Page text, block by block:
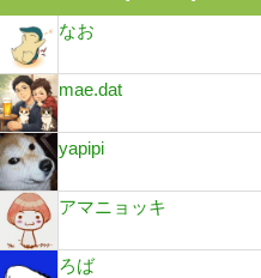
なお
mae.dat
yapipi
アマニョッキ
ろば